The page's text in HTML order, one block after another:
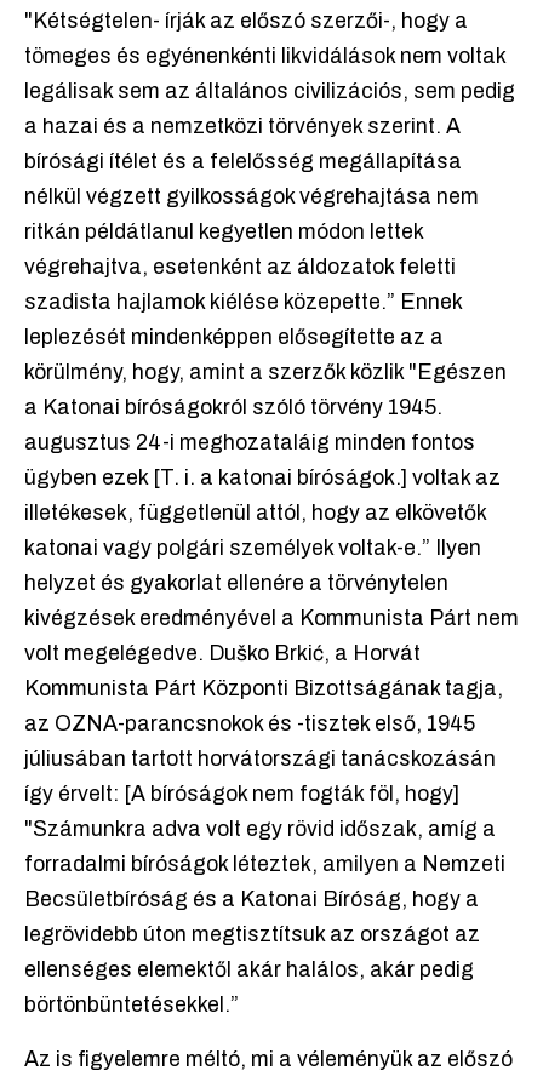
"Kétségtelen- írják az előszó szerzői-, hogy a
tömeges és egyénenkénti likvidálások nem voltak
legálisak sem az általános civilizációs, sem pedig
a hazai és a nemzetközi törvények szerint. A
bírósági ítélet és a felelősség megállapítása
nélkül végzett gyilkosságok végrehajtása nem
ritkán példátlanul kegyetlen módon lettek
végrehajtva, esetenként az áldozatok feletti
szadista hajlamok kiélése közepette.” Ennek
leplezését mindenképpen elősegítette az a
körülmény, hogy, amint a szerzők közlik "Egészen
a Katonai bíróságokról szóló törvény 1945.
augusztus 24-i meghozataláig minden fontos
ügyben ezek [T. i. a katonai bíróságok.] voltak az
illetékesek, függetlenül attól, hogy az elkövetők
katonai vagy polgári személyek voltak-e.” Ilyen
helyzet és gyakorlat ellenére a törvénytelen
kivégzések eredményével a Kommunista Párt nem
volt megelégedve. Duško Brkić, a Horvát
Kommunista Párt Központi Bizottságának tagja,
az OZNA-parancsnokok és -tisztek első, 1945
júliusában tartott horvátországi tanácskozásán
így érvelt: [A bíróságok nem fogták föl, hogy]
"Számunkra adva volt egy rövid időszak, amíg a
forradalmi bíróságok léteztek, amilyen a Nemzeti
Becsületbíróság és a Katonai Bíróság, hogy a
legrövidebb úton megtisztítsuk az országot az
ellenséges elemektől akár halálos, akár pedig
börtönbüntetésekkel.”
Az is figyelemre méltó, mi a véleményük az előszó